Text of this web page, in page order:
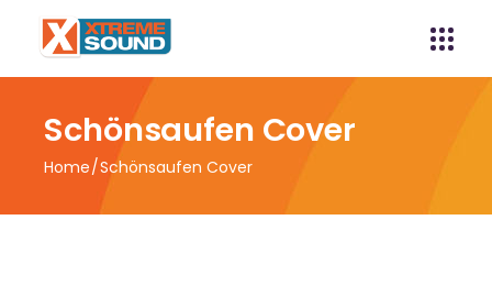
Schönsaufen Cover
Home Schönsaufen Cover